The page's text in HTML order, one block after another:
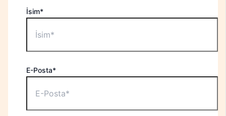
İsim*
E-Posta*